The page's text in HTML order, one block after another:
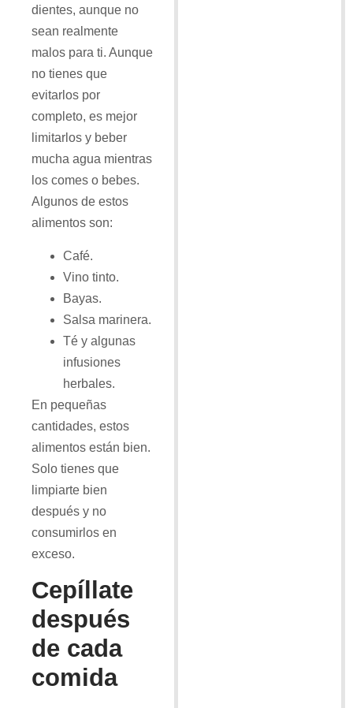
dientes, aunque no
sean realmente
malos para ti. Aunque
no tienes que
evitarlos por
completo, es mejor
limitarlos y beber
mucha agua mientras
los comes o bebes.
Algunos de estos
alimentos son:
Café.
Vino tinto.
Bayas.
Salsa marinera.
Té y algunas
infusiones
herbales.
En pequeñas
cantidades, estos
alimentos están bien.
Solo tienes que
limpiarte bien
después y no
consumirlos en
exceso.
Cepíllate
después
de cada
comida